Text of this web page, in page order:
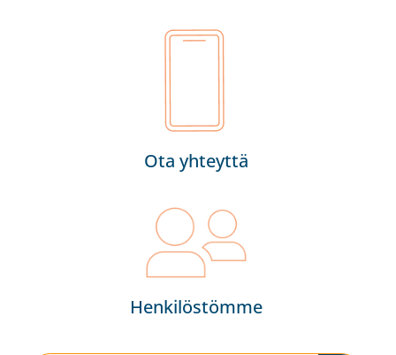
Ota yhteyttä
Henkilöstömme